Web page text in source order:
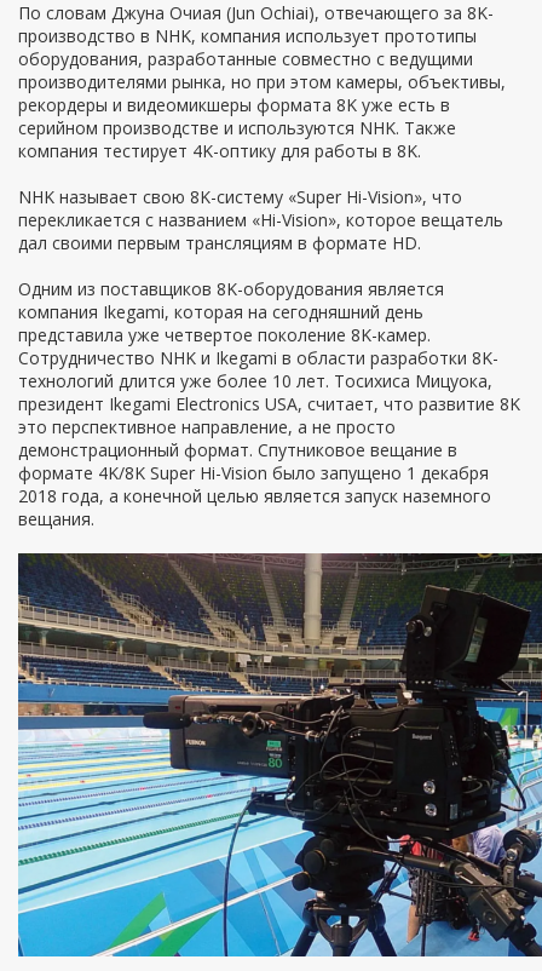
По словам Джуна Очиая (Jun Ochiai), отвечающего за 8K-
производство в NHK, компания использует прототипы
оборудования, разработанные совместно с ведущими
производителями рынка, но при этом камеры, объективы,
рекордеры и видеомикшеры формата 8K уже есть в
серийном производстве и используются NHK. Также
компания тестирует 4K-оптику для работы в 8K.
NHK называет свою 8K-систему «Super Hi-Vision», что
перекликается с названием «Hi-Vision», которое вещатель
дал своими первым трансляциям в формате HD.
Одним из поставщиков 8K-оборудования является
компания Ikegami, которая на сегодняшний день
представила уже четвертое поколение 8K-камер.
Сотрудничество NHK и Ikegami в области разработки 8K-
технологий длится уже более 10 лет. Тосихиса Мицуока,
президент Ikegami Electronics USA, считает, что развитие 8K
это перспективное направление, а не просто
демонстрационный формат. Спутниковое вещание в
формате 4K/8K Super Hi-Vision было запущено 1 декабря
2018 года, а конечной целью является запуск наземного
вещания.